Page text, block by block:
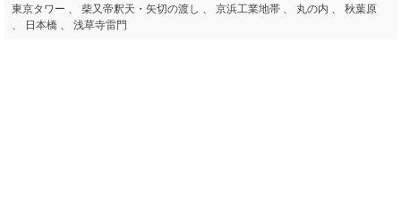
東京タワー 、 柴又帝釈天・矢切の渡し 、 京浜工業地帯 、 丸の内 、 秋葉原
、 日本橋 、 浅草寺雷門